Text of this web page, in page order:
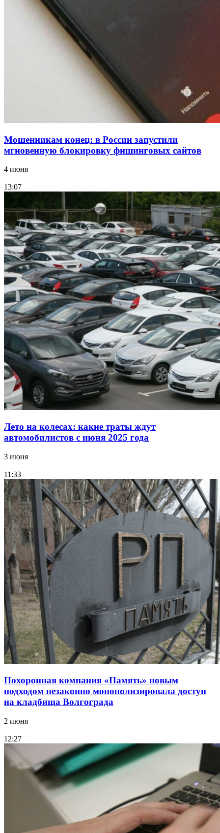
парке прошёл фестиваль „Арбузный переполох“
Волгоградские компании нарастили экспорт:
заключены контракты на 3,6 млн долларов
Мошенникам конец: в России запустили
мгновенную блокировку фишинговых сайтов
4 июня
13:07
Лето на колесах: какие траты ждут
автомобилистов с июня 2025 года
3 июня
11:33
Похоронная компания «Память» новым
подходом незаконно монополизировала доступ
на кладбища Волгограда
2 июня
12:27